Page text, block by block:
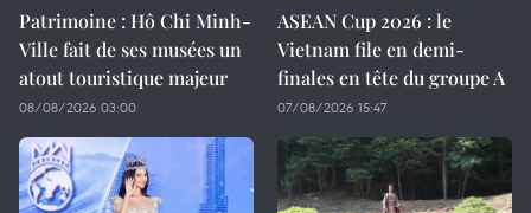
Patrimoine : Hô Chi Minh-
Ville fait de ses musées un
atout touristique majeur
08/08/2026 03:00
ASEAN Cup 2026 : le
Vietnam file en demi-
finales en tête du groupe A
07/08/2026 15:47